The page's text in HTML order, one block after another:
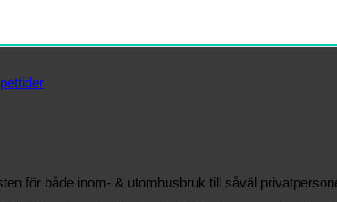
för både inom- & utomhusbruk till såväl